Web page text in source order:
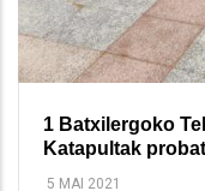
1 Batxilergoko
Katapultak
5 MAI 2021